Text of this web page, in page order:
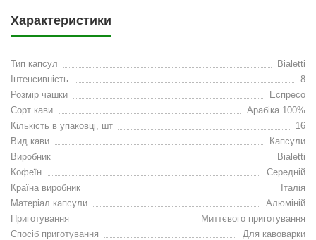
Характеристики
Тип капсул
Bialetti
Інтенсивність
8
Розмір чашки
Еспресо
Сорт кави
Арабіка 100%
Кількість в упаковці, шт
16
Вид кави
Капсули
Виробник
Bialetti
Кофеїн
Середній
Країна виробник
Італія
Матеріал капсули
Алюміній
Приготування
Миттєвого приготування
Спосіб приготування
Для кавоварки